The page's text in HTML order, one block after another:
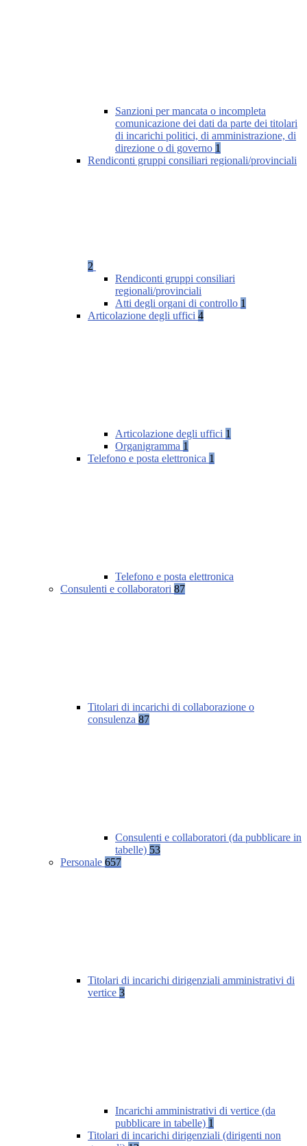
Sanzioni per mancata o incompleta
comunicazione dei dati da parte dei titolari
di incarichi politici, di amministrazione, di
direzione o di governo 1
Rendiconti gruppi consiliari regionali/provinciali
2
Rendiconti gruppi consiliari
regionali/provinciali
Atti degli organi di controllo 1
Articolazione degli uffici 4
Articolazione degli uffici 1
Organigramma 1
Telefono e posta elettronica 1
Telefono e posta elettronica
Consulenti e collaboratori 87
Titolari di incarichi di collaborazione o
consulenza 87
Consulenti e collaboratori (da pubblicare in
tabelle) 53
Personale 657
Titolari di incarichi dirigenziali amministrativi di
vertice 3
Incarichi amministrativi di vertice (da
pubblicare in tabelle) 1
Titolari di incarichi dirigenziali (dirigenti non